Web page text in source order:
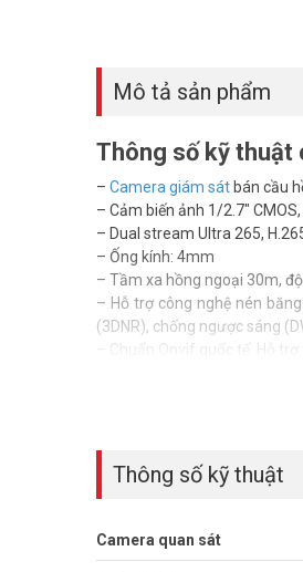
Mô tả sản phẩm
Thông số kỹ thuật
– Camera giám sátbán cầu
– Cảm biến ảnh 1/2.7″
– Dual stream Ultra 265,
– Ống kính: 4mm
– Tầm xa hồng ngoại 30m,
– Hỗ trợ công nghệ nén
(3DNR), chống ngược sáng
– Chuẩn Onvif quốc tế. Hỗ
– Xuất xứ: Trung Quốc.
– Bảo hành: 24 tháng.
>>>Xem ngay: Camera hồng
Thông số kỹ thuật
Camera quan sát